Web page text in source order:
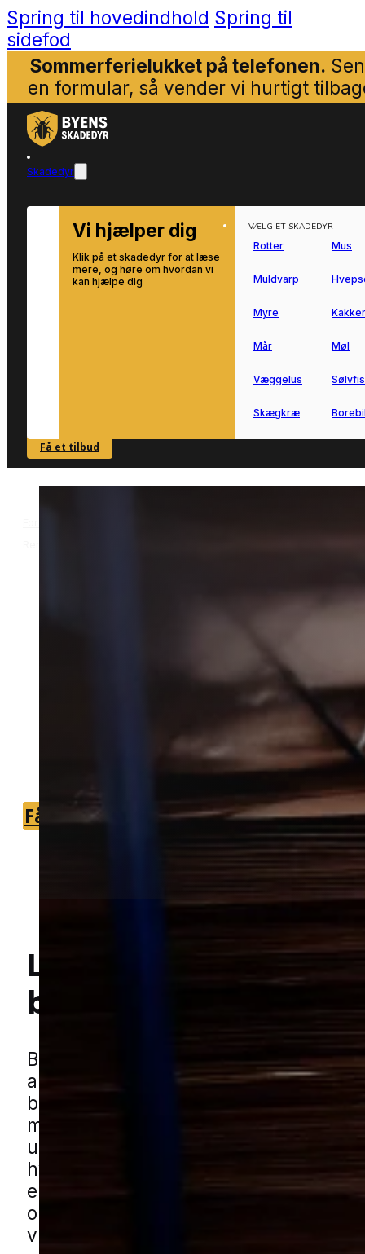
Spring til hovedindhold Spring til
sidefod
Sommerferielukket på telefonen.
en formular, så vender vi hurtigt
Skadedyr
Vi hjælper dig
Klik på et skadedyr for at læse
mere, og høre om hvordan vi
kan hjælpe dig
SE OVERSIGT
VÆLG ET SKADEDYR
Rotter Mus
Muldvarp
Myre
Mår Møl
Væggelus
Skægkræ
Få et tilbud
Bekæmpelse af borebiller i Rens kan
være relevant, hvis du har mistanke
Vi forbinder dig med lokale partnere,
du hurtigt kan få en vurdering af
Få et tilbud +45 51 90 85 46
Lokal bekæmpelse
borebiller
Borebiller kan være et problem i
angreb får lov at udvikle sig over tid
blive opdaget tidligt. Det gælder især i
med ældre trækonstruktioner, men
udhuse, lofter og andre mindre
hvor træet ikke bliver set efter så
er det vigtigt at reagere, hvis du har
om aktivitet i træværk, så omfanget
vurderes korrekt.
Hej! Hvordan kan jeg hjælpe dig? Har du nogen spørgsmål?